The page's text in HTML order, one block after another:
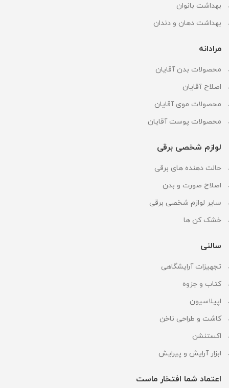
بهداشت بانوان
بهداشت دهان و دندان
مرادانه
محصولات بدن آقایان
اصلاح آقایان
محصولات موی آقایان
محصولات پوست آقایان
لوازم شخصی برقی
حالت دهنده های برقی
اصلاح صورت و بدن
سایر لوازم شخصی برقی
خشک کن ها
سالنی
تجهیزات آرایشگاهی
کتاب و جزوه
اپیلاسیون
کاشت و طراحی ناخن
اکستنشن
ابزار آرایش و پیرایش
اعتماد شما افتخار ماست